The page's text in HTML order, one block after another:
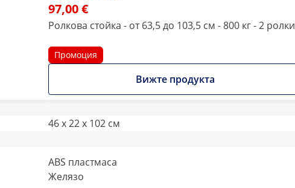
97,00 €
Ролкова стойка - от 63,5 до 103,5 см - 800 кг - 2 ролки
Промоция
Вижте продукта
46 x 22 x 102 см
ABS пластмаса
Желязо